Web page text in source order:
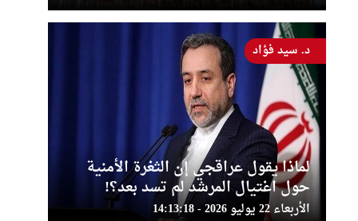
لماذا يقول عراقجي إن الثغرة الأمنية
حول اغتيال المرشد لم تسد بعد؟!
الأربعاء 22 يوليو 2026 - 14:13:18
د. سيد فؤاد